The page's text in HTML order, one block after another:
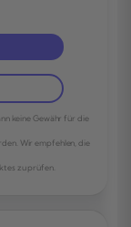
keine Gewähr für die
Wir empfehlen, die
zu prüfen.